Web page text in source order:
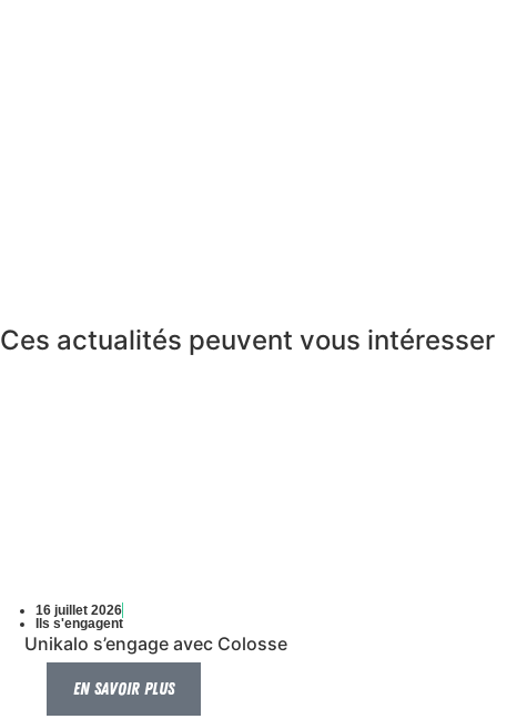
Ces actualités peuvent vous intéresser
16 juillet 2026
Ils s'engagent
Unikalo s’engage avec Colosse
En savoir plus